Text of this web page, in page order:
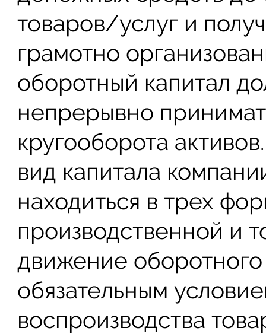
товаров/услуг и
грамотно
оборотный капитал
непрерывно
кругооборота
вид капитала
находиться в трех
производственной и
движение оборотного
обязательным
воспроизводства